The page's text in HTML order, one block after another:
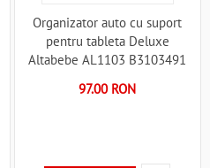
Organizator auto cu suport
pentru tableta Deluxe
Altabebe AL1103 B3103491
97.00 RON